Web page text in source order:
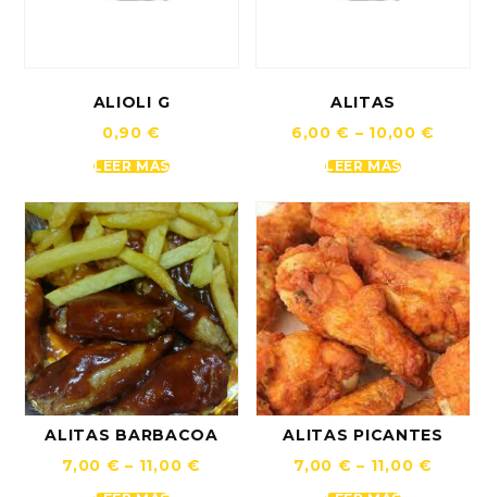
ALIOLI G
0,90€
LEER MÁS
ALITAS
6,00€ – 10,00€
LEER MÁS
ALITAS BARBACOA
7,00 € – 11,00 €
ALITAS PICANTES
7,00 € – 11,00 €